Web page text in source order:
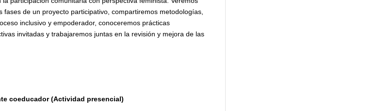
fases de un proyecto participativo, compartiremos metodologías,
inclusivo y empoderador, conoceremos prácticas
invitadas y trabajaremos juntas en la revisión y mejora de las
coeducador (Actividad presencial)